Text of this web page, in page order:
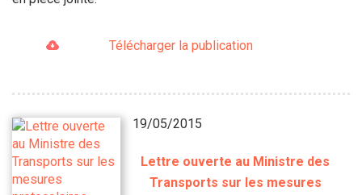
Télécharger la publication
19/05/2015
Lettre ouverte au Ministre des
Transports sur les mesures